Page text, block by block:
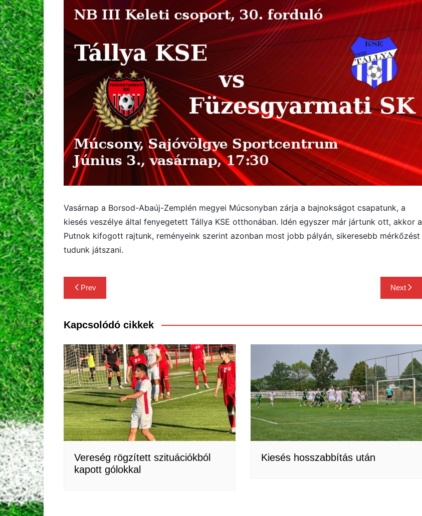
2025
2026
Vasárnap a Borsod-Abaúj-Zemplén megyei Múcsonyban zárja a bajnokságot csapatunk, a
kiesés veszélye által fenyegetett Tállya KSE otthonában. Idén egyszer már jártunk ott, akkor a
Putnok kifogott rajtunk, reményeink szerint azonban most jobb pályán, sikeresebb mérkőzést
tudunk játszani.
Bejegyzés
navigáció
Prev Next
Kapcsolódó cikkek
Vereség rögzített szituációkból
kapott gólokkal
Kiesés hosszabbítás után